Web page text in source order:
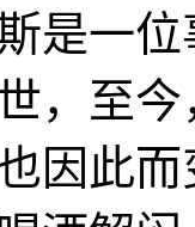
是一
，至
因此